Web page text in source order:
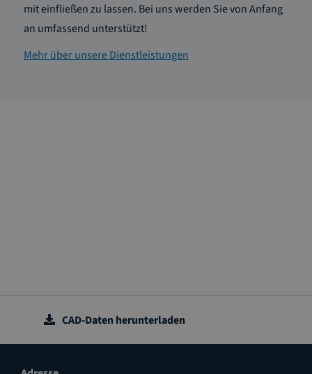
mit einfließen zu lassen. Bei uns werden Sie von Anfang
an umfassend unterstützt!
Mehr über unsere Dienstleistungen
CAD-Daten herunterladen